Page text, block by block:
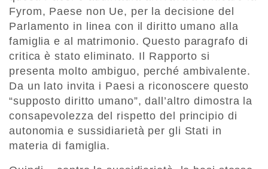
Fyrom, Paese non Ue, per la decisione del
Parlamento in linea con il diritto umano alla
famiglia e al matrimonio. Questo paragrafo di
critica è stato eliminato. Il Rapporto si
presenta molto ambiguo, perché ambivalente.
Da un lato invita i Paesi a riconoscere questo
“supposto diritto umano”, dall’altro dimostra la
consapevolezza del rispetto del principio di
autonomia e sussidiarietà per gli Stati in
materia di famiglia.